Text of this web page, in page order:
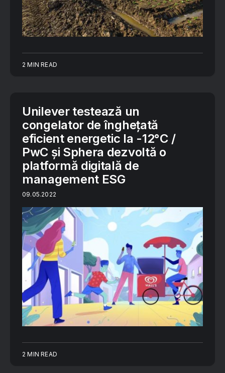
2 MIN READ
Unilever testează un
congelator de înghețată
eficient energetic la -12°C /
PwC și Sphera dezvoltă o
platformă digitală de
management ESG
09.05.2022
2 MIN READ